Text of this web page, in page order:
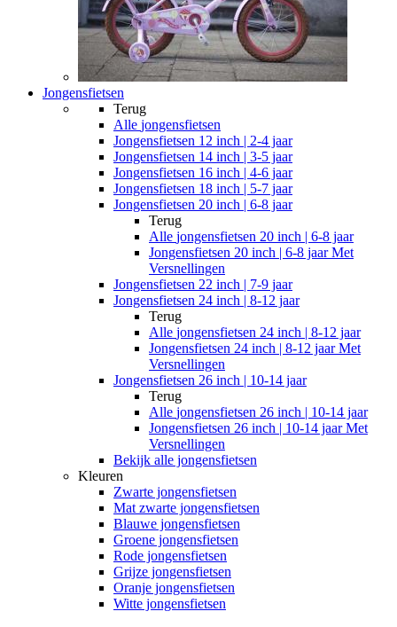
Jongensfietsen
Terug
Alle jongensfietsen
Jongensfietsen 12 inch | 2-4 jaar
Jongensfietsen 14 inch | 3-5 jaar
Jongensfietsen 16 inch | 4-6 jaar
Jongensfietsen 18 inch | 5-7 jaar
Jongensfietsen 20 inch | 6-8 jaar
Terug
Alle jongensfietsen 20 inch | 6-8 jaar
Jongensfietsen 20 inch | 6-8 jaar Met
Versnellingen
Jongensfietsen 22 inch | 7-9 jaar
Jongensfietsen 24 inch | 8-12 jaar
Terug
Alle jongensfietsen 24 inch | 8-12 jaar
Jongensfietsen 24 inch | 8-12 jaar Met
Versnellingen
Jongensfietsen 26 inch | 10-14 jaar
Terug
Alle jongensfietsen 26 inch | 10-14 jaar
Jongensfietsen 26 inch | 10-14 jaar Met
Versnellingen
Bekijk alle jongensfietsen
Kleuren
Zwarte jongensfietsen
Mat zwarte jongensfietsen
Blauwe jongensfietsen
Groene jongensfietsen
Rode jongensfietsen
Grijze jongensfietsen
Oranje jongensfietsen
Witte jongensfietsen